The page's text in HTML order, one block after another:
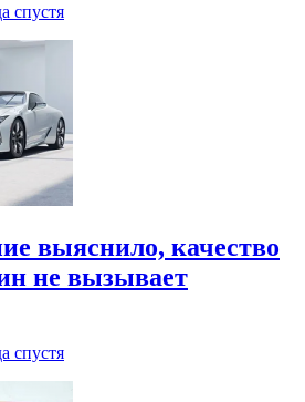
спустя
выяснило, качество
не вызывает
спустя